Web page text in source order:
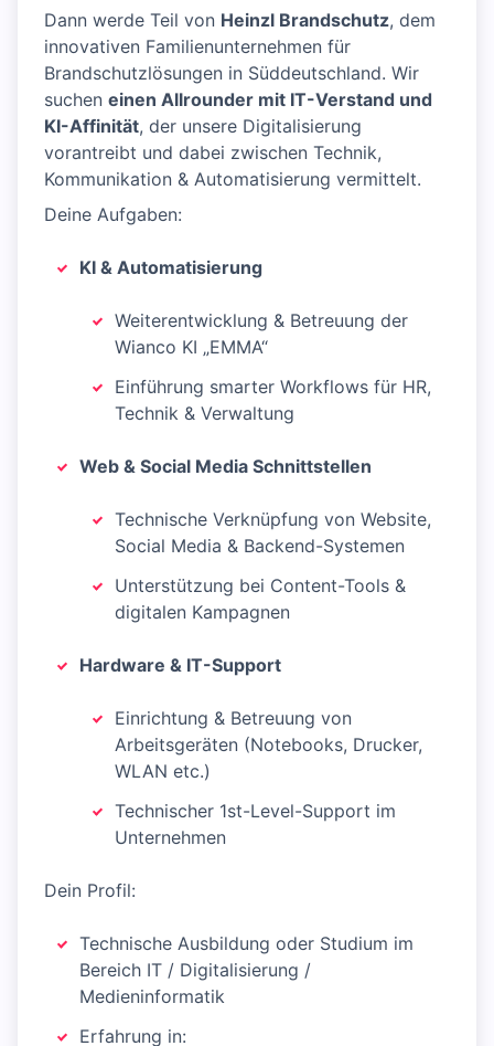
Dann werde Teil von Heinzl Brandschutz, dem
innovativen Familienunternehmen für
Brandschutzlösungen in Süddeutschland. Wir
suchen einen Allrounder mit IT-Verstand und
KI-Affinität, der unsere Digitalisierung
vorantreibt und dabei zwischen Technik,
Kommunikation & Automatisierung vermittelt.
Deine Aufgaben:
KI & Automatisierung
Weiterentwicklung & Betreuung der
Wianco KI „EMMA“
Einführung smarter Workflows für HR,
Technik & Verwaltung
Web & Social Media Schnittstellen
Technische Verknüpfung von Website,
Social Media & Backend-Systemen
Unterstützung bei Content-Tools &
digitalen Kampagnen
Hardware & IT-Support
Einrichtung & Betreuung von
Arbeitsgeräten (Notebooks, Drucker,
WLAN etc.)
Technischer 1st-Level-Support im
Unternehmen
Dein Profil:
Technische Ausbildung oder Studium im
Bereich IT / Digitalisierung /
Medieninformatik
Erfahrung in: